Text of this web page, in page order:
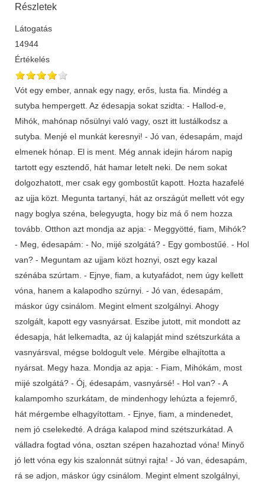
Részletek
Látogatás
14944
Értékelés
Vót egy ember, annak egy nagy, erős, lusta fia. Mindég a
sutyba hempergett. Az édesapja sokat szidta: - Hallod-e,
Mihók, mahónap nősülnyi való vagy, oszt itt lustálkodsz a
sutyba. Menjé el munkát keresnyi! - Jó van, édesapám, majd
elmenek hónap. El is ment. Még annak idejin három napig
tartott egy esztendő, hát hamar letelt neki. De nem sokat
dolgozhatott, mer csak egy gombostűt kapott. Hozta hazafelé
az ujja közt. Megunta tartanyi, hát az országút mellett vót egy
nagy boglya széna, belegyugta, hogy biz má ő nem hozza
tovább. Otthon azt mondja az apja: - Meggyötté, fiam, Mihók?
- Meg, édesapám: - No, mijé szolgátá? - Egy gombostűé. - Hol
van? - Meguntam az ujjam közt hoznyi, oszt egy kazal
szénába szúrtam. - Ejnye, fiam, a kutyafádot, nem úgy kellett
vóna, hanem a kalapodho szúrnyi. - Jó van, édesapám,
máskor úgy csinálom. Megint elment szolgálnyi. Ahogy
szolgált, kapott egy vasnyársat. Eszibe jutott, mit mondott az
édesapja, hát lelkemadta, az új kalapját mind szétszurkáta a
vasnyársval, mégse boldogult vele. Mérgibe elhajította a
nyársat. Megy haza. Mondja az apja: - Fiam, Mihókám, most
mijé szolgátá? - Ój, édesapám, vasnyársé! - Hol van? - A
kalampomho szurkátam, de mindenhogy lehúzta a fejemrő,
hát mérgembe elhagyítottam. - Ejnye, fiam, a mindenedet,
nem jó cselekedté. A drága kalapod mind szétszurkátad. A
válladra fogtad vóna, osztan szépen hazahoztad vóna! Minyő
jó lett vóna egy kis szalonnát sütnyi rajta! - Jó van, édesapám,
rá se adjon, máskor úgy csinálom. Megint elment szolgálnyi,